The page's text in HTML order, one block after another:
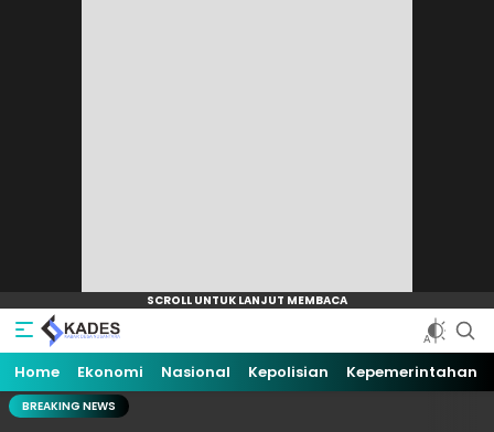
Home Ekonomi Nasional Kepolisian Kepemerintahan
BREAKING NEWS